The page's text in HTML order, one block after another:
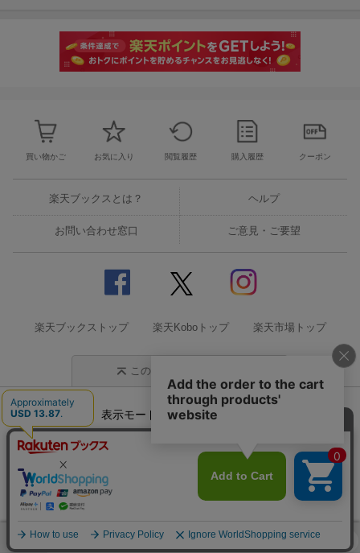
買い物かご お気に入り 閲覧履歴 購入履歴 クーポン
楽天ブックスとは？ ヘルプ
お問い合わせ窓口 ご意見・ご要望
楽天ブックストップ 楽天Koboトップ 楽天市場トップ
このページの先頭に戻る
表示モード モバイル
企業情報 個人情報保護方針
特定商取引法に基づく表記
© Rakuten Group, Inc.